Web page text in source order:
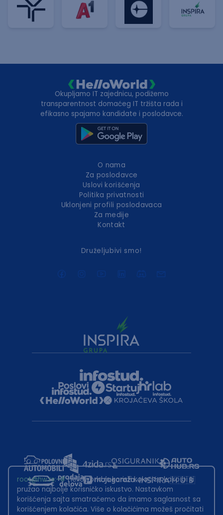
Okupljamo IT zajednicu, podižemo
transparentnost domaćeg IT tržišta rada i
efikasno spajamo kandidate i poslodavce.
O nama
Za poslodavce
Uslovi korišćenja
Politika privatnosti
Uklonjeni profili poslodavaca
Za medije
Kontakt
Druželjubivi smo!
root@hw.rs:~#Helloworld.rs koristi kolačiće kako bi ti
pružao najbolje korisničko iskustvo. Nastavkom
korišćenja sajta smatraćemo da imamo saglasnost sa
korišćenjem kolačića. Više o kolačićima možeš pročitati